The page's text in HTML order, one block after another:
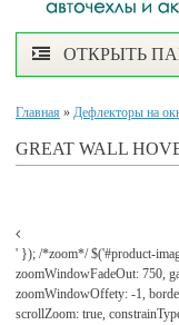
ОТКРЫТЬ
Главная » Дефлекторы на
GREAT WALL
' }); /*zoom*/ $('#product-
zoomWindowFadeOut: 750,
zoomWindowOffety: -1,
scrollZoom: true,